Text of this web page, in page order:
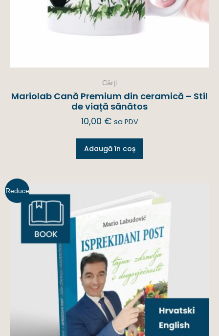
Cărţi
Mariolab Cană Premium din ceramică – Stil
de viață sănătos
10,00 € sa PDV
Adaugă în coș
Reduce